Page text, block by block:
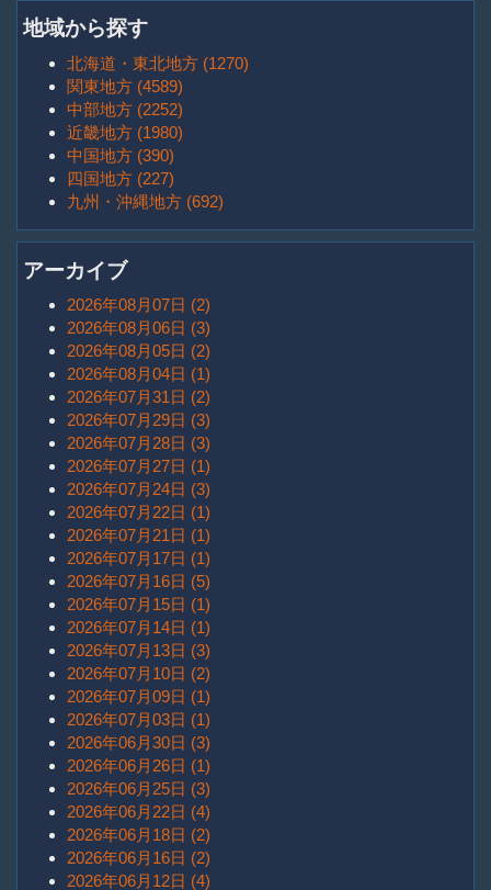
地域から探す
北海道・東北地方 (1270)
関東地方 (4589)
中部地方 (2252)
近畿地方 (1980)
中国地方 (390)
四国地方 (227)
九州・沖縄地方 (692)
アーカイブ
2026年08月07日 (2)
2026年08月06日 (3)
2026年08月05日 (2)
2026年08月04日 (1)
2026年07月31日 (2)
2026年07月29日 (3)
2026年07月28日 (3)
2026年07月27日 (1)
2026年07月24日 (3)
2026年07月22日 (1)
2026年07月21日 (1)
2026年07月17日 (1)
2026年07月16日 (5)
2026年07月15日 (1)
2026年07月14日 (1)
2026年07月13日 (3)
2026年07月10日 (2)
2026年07月09日 (1)
2026年07月03日 (1)
2026年06月30日 (3)
2026年06月26日 (1)
2026年06月25日 (3)
2026年06月22日 (4)
2026年06月18日 (2)
2026年06月16日 (2)
2026年06月12日 (4)